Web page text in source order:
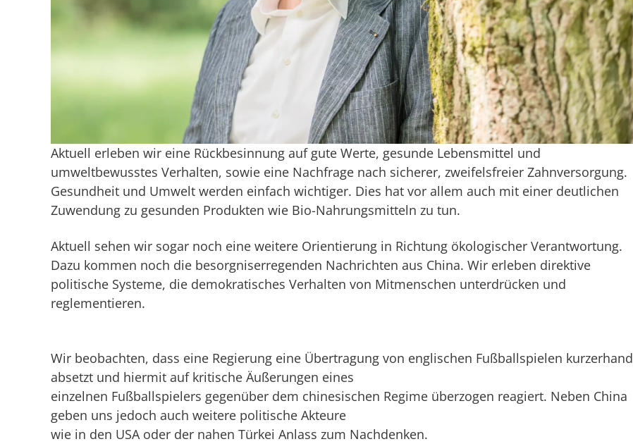
Aktuell erleben wir eine Rückbesinnung auf gute Werte, gesunde Lebensmittel und
umweltbewusstes Verhalten, sowie eine Nachfrage nach sicherer, zweifelsfreier Zahnversorgung.
Gesundheit und Umwelt werden einfach wichtiger. Dies hat vor allem auch mit einer deutlichen
Zuwendung zu gesunden Produkten wie Bio-Nahrungsmitteln zu tun.
Aktuell sehen wir sogar noch eine weitere Orientierung in Richtung ökologischer Verantwortung.
Dazu kommen noch die besorgniserregenden Nachrichten aus China. Wir erleben direktive
politische Systeme, die demokratisches Verhalten von Mitmenschen unterdrücken und
reglementieren.
Wir beobachten, dass eine Regierung eine Übertragung von englischen Fußballspielen kurzerhand
absetzt und hiermit auf kritische Äußerungen eines
einzelnen Fußballspielers gegenüber dem chinesischen Regime überzogen reagiert. Neben China
geben uns jedoch auch weitere politische Akteure
wie in den USA oder der nahen Türkei Anlass zum Nachdenken.